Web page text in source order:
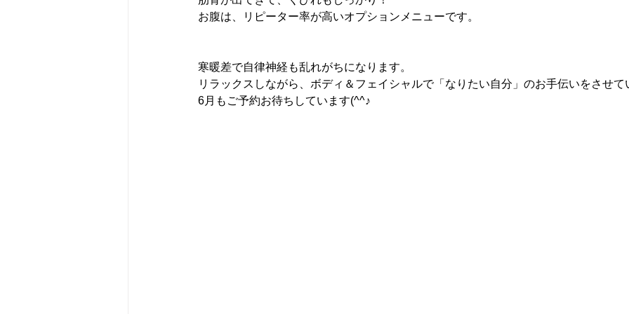
お腹は、リピーター率が高いオプションメニューです。
寒暖差で自律神経も乱れがちになります。
リラックスしながら、ボディ＆フェイシャルで「なりたい自分」のお手伝いをさせて
6月もご予約お待ちしています(^^♪